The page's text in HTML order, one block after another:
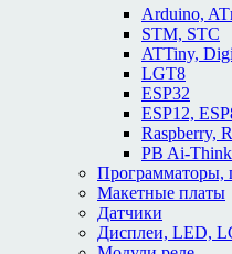
Arduino,
STM, STC
ATTiny,
LGT8
ESP32
ESP12,
Raspberry,
PB Ai-
Программаторы,
Макетные платы
Датчики
Дисплеи, LED,